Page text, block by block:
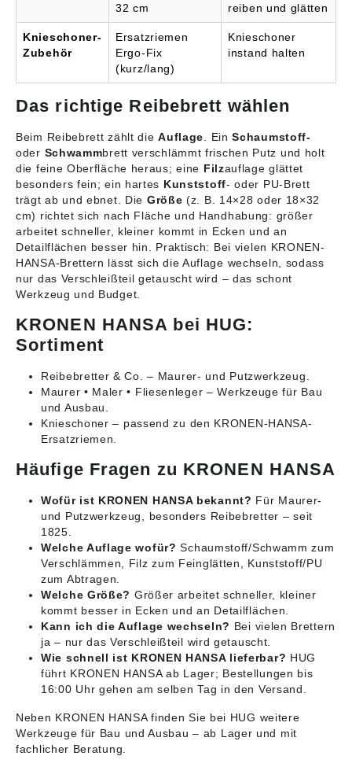
32 cm
reiben und glätten
Knieschoner-
Zubehör
Ersatzriemen
Ergo-Fix
(kurz/lang)
Knieschoner
instand halten
Das richtige Reibebrett wählen
Beim Reibebrett zählt dieAuflage . EinSchaumstoff-
oder Schwammbrett verschlämmt frischen Putz und holt
die feine Oberfläche heraus; eine Filzauflage glättet
besonders fein; ein hartes Kunststoff- oder PU-Brett
trägt ab und ebnet. Die Größe (z. B. 14×28 oder 18×32
cm) richtet sich nach Fläche und Handhabung: größer
arbeitet schneller, kleiner kommt in Ecken und an
Detailflächen besser hin. Praktisch: Bei vielen KRONEN-
HANSA-Brettern lässt sich die Auflage wechseln, sodass
nur das Verschleißteil getauscht wird – das schont
Werkzeug und Budget.
KRONEN HANSA bei HUG:
Sortiment
Reibebretter & Co.
– Maurer- und Putzwerkzeug.
Maurer • Maler • Fliesenleger – Werkzeuge für Bau
und Ausbau.
Knieschoner – passend zu den KRONEN-HANSA-
Ersatzriemen.
Häufige Fragen zu KRONEN HANSA
Wofür ist KRONEN HANSA bekannt? Für Maurer-
und Putzwerkzeug, besonders Reibebretter – seit
1825.
Welche Auflage wofür? Schaumstoff/Schwamm zum
Verschlämmen, Filz zum Feinglätten, Kunststoff/PU
zum Abtragen.
Welche Größe? Größer arbeitet schneller, kleiner
kommt besser in Ecken und an Detailflächen.
Kann ich die Auflage wechseln? Bei vielen Brettern
ja – nur das Verschleißteil wird getauscht.
Wie schnell ist KRONEN HANSA lieferbar? HUG
führt KRONEN HANSA ab Lager; Bestellungen bis
16:00 Uhr gehen am selben Tag in den Versand.
Neben KRONEN HANSA finden Sie bei HUG weitere
Werkzeuge für Bau und Ausbau – ab Lager und mit
fachlicher Beratung.